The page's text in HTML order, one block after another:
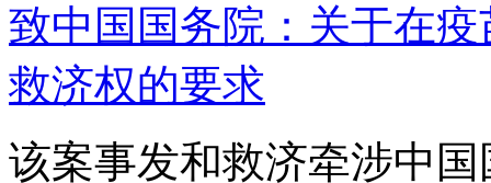
致中国国务院：关于在
救济权的要求
该案事发和救济牵涉中